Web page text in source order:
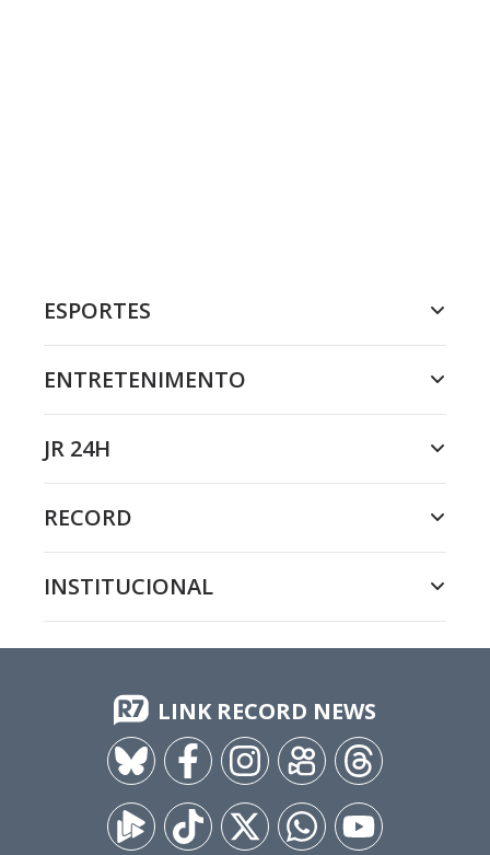
ESPORTES
ENTRETENIMENTO
JR 24H
RECORD
INSTITUCIONAL
LINK RECORD NEWS